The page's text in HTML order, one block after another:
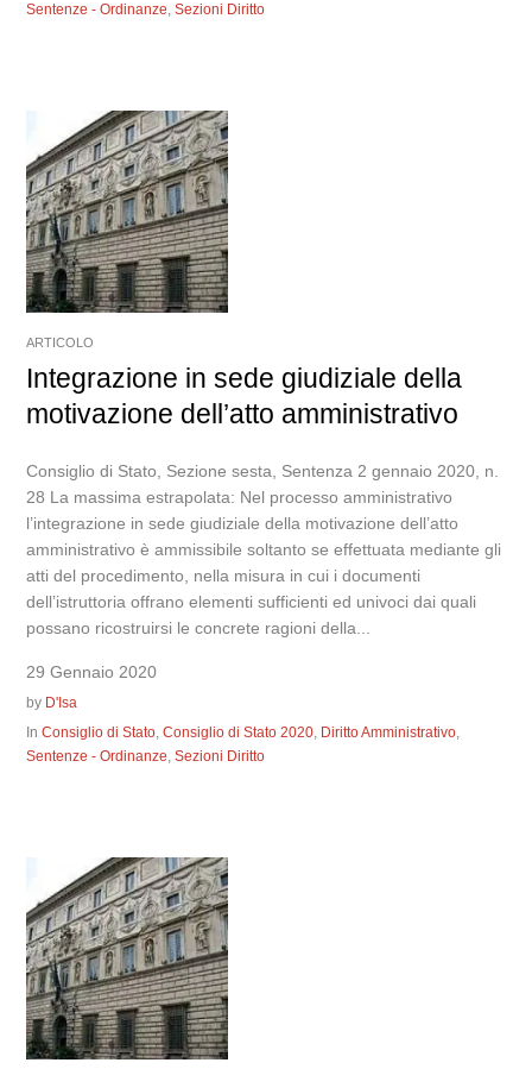
Sentenze - Ordinanze,Sezioni Diritto
ARTICOLO
Integrazione in sede giudiziale della
motivazione dell’atto amministrativo
Consiglio di Stato, Sezione sesta, Sentenza 2 gennaio 2020, n.
28 La massima estrapolata: Nel processo amministrativo
l’integrazione in sede giudiziale della motivazione dell’atto
amministrativo è ammissibile soltanto se effettuata mediante gli
atti del procedimento, nella misura in cui i documenti
dell’istruttoria offrano elementi sufficienti ed univoci dai quali
possano ricostruirsi le concrete ragioni della...
29 Gennaio 2020
by D'Isa
InConsiglio di Stato,Consiglio di Stato 2020, Diritto Amministrativo,
Sentenze - Ordinanze,Sezioni Diritto